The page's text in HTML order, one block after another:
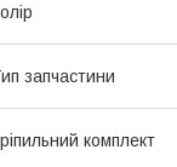
запчастини
комплект